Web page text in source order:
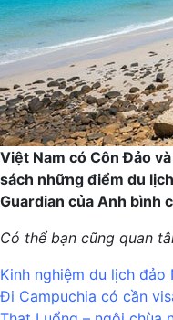
Việt Nam có Côn Đảo
sách những điểm du
Guardian của Anh bình
Có thể bạn cũng quan
Kinh nghiệm du lịch đảo
Đi Campuchia có cần